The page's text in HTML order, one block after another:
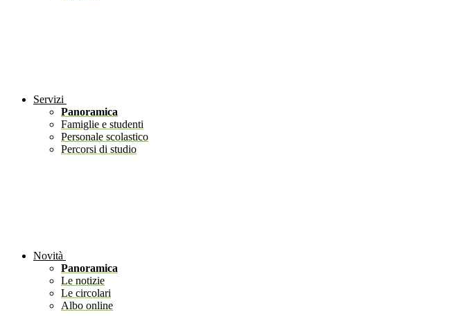
Servizi
Panoramica
Famiglie e studenti
Personale scolastico
Percorsi di studio
Novità
Panoramica
Le notizie
Le circolari
Albo online